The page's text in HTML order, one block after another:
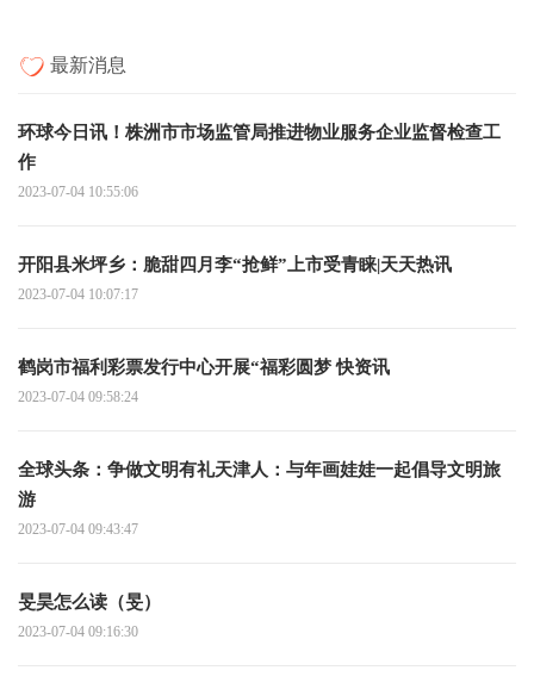
最新消息
环球今日讯！株洲市市场监管局推进物业服务企业监督检查工
作
2023-07-04 10:55:06
开阳县米坪乡：脆甜四月李“抢鲜”上市受青睐|天天热讯
2023-07-04 10:07:17
鹤岗市福利彩票发行中心开展“福彩圆梦 快资讯
2023-07-04 09:58:24
全球头条：争做文明有礼天津人：与年画娃娃一起倡导文明旅
游
2023-07-04 09:43:47
旻昊怎么读（旻）
2023-07-04 09:16:30